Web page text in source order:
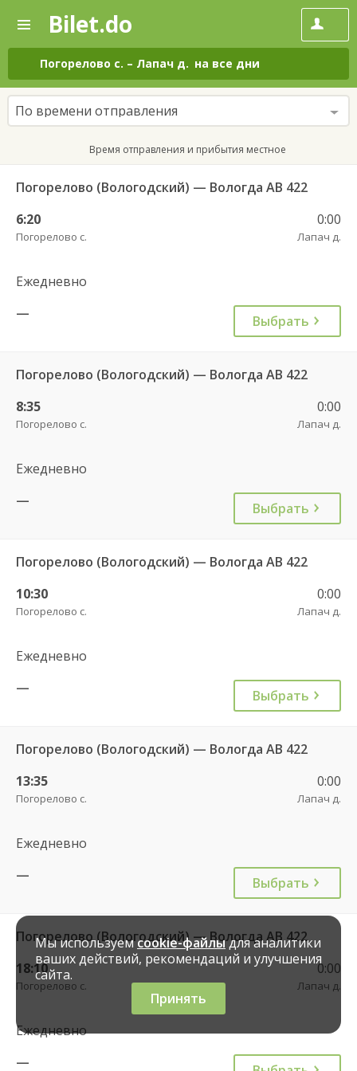
—
Поиск
и
покупка
билетов
на
автобус
онлайн
Bilet.do
Погорелово с. – Лапач д. на все дни
По времени отправления
Время отправления и прибытия местное
Погорелово (Вологодский) — Вологда АВ 422
6:20
Погорелово с.
0:00
Лапач д.
Ежедневно
—
Выбрать
Погорелово (Вологодский) — Вологда АВ 422
8:35
Погорелово с.
0:00
Лапач д.
Ежедневно
—
Выбрать
Погорелово (Вологодский) — Вологда АВ 422
10:30
Погорелово с.
0:00
Лапач д.
Ежедневно
—
Выбрать
Погорелово (Вологодский) — Вологда АВ 422
13:35
Погорелово с.
0:00
Лапач д.
Ежедневно
—
Выбрать
Погорелово (Вологодский) — Вологда АВ 422
18:10
Погорелово с.
0:00
Лапач д.
Ежедневно
—
Мы используемcookie-файлыдля аналитики
ваших действий, рекомендаций и улучшения
сайта.
Принять